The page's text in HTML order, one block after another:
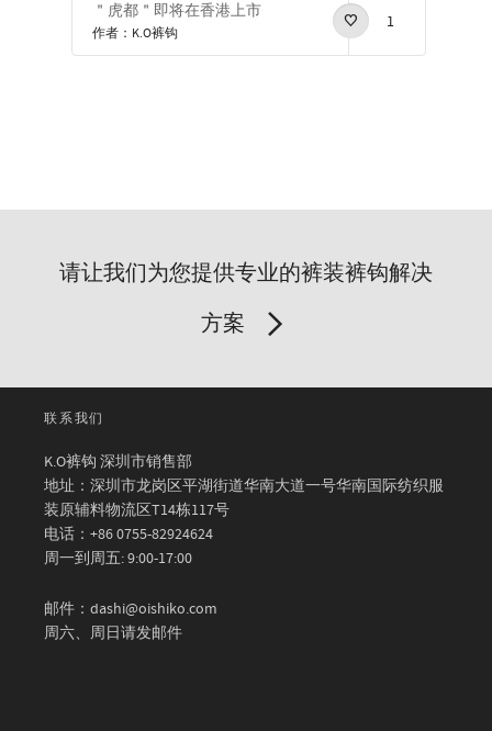
＂虎都＂即将在香港上市
作者：K.O裤钩
1
请让我们为您提供专业的裤装裤钩解决
方案
联系我们
K.O裤钩 深圳市销售部
地址：深圳市龙岗区平湖街道华南大道一号华南国际纺织服
装原辅料物流区T14栋117号
电话：+86 0755-82924624
周一到周五: 9:00-17:00
邮件：dashi@oishiko.com
周六、周日请发邮件